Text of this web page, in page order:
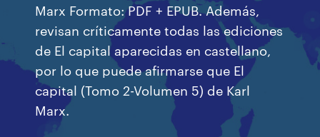
Marx Formato: PDF + EPUB. Además,
revisan críticamente todas las ediciones
de El capital aparecidas en castellano,
por lo que puede afirmarse que El
capital (Tomo 2-Volumen 5) de Karl
Marx.